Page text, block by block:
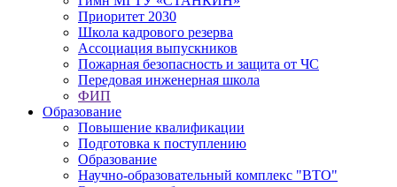
Приоритет 2030
Школа кадрового резерва
Ассоциация выпускников
Пожарная безопасность и защита от ЧС
Передовая инженерная школа
ФИП
Образование
Повышение квалификации
Подготовка к поступлению
Образование
Научно-образовательный комплекс "ВТО"